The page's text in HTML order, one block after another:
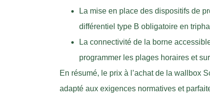
La mise en place des dispositifs de
différentiel type B obligatoire en
La connectivité de la borne
programmer les plages horaires et
En résumé, le prix à l’achat de la wallbox
adapté aux exigences normatives et